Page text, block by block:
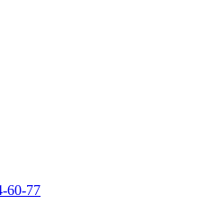
60-77